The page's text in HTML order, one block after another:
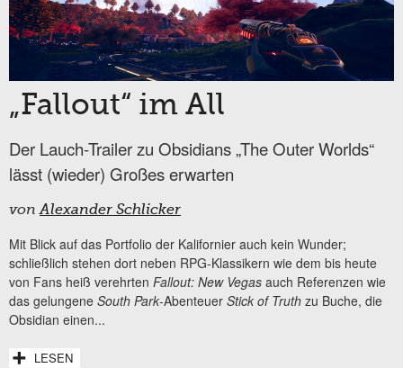
„Fallout“ im All
Der Lauch-Trailer zu Obsidians „The Outer Worlds“
lässt (wieder) Großes erwarten
vonAlexander Schlicker
Mit Blick auf das Portfolio der Kalifornier auch kein Wunder;
schließlich stehen dort neben RPG-Klassikern wie dem bis heute
von Fans heiß verehrten Fallout: New Vegas auch Referenzen wie
das gelungene South Park-Abenteuer Stick of Truth zu Buche, die
Obsidian einen...
LESEN